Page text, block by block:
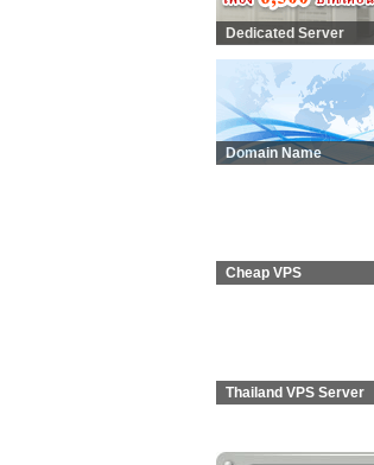
Dedicated Server
Domain Name
Cheap VPS
Thailand VPS Server